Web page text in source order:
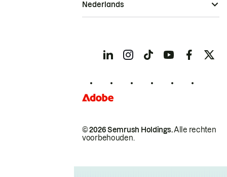
© 2026 Semrush Holdings.Alle rechten
voorbehouden.
Nederlands